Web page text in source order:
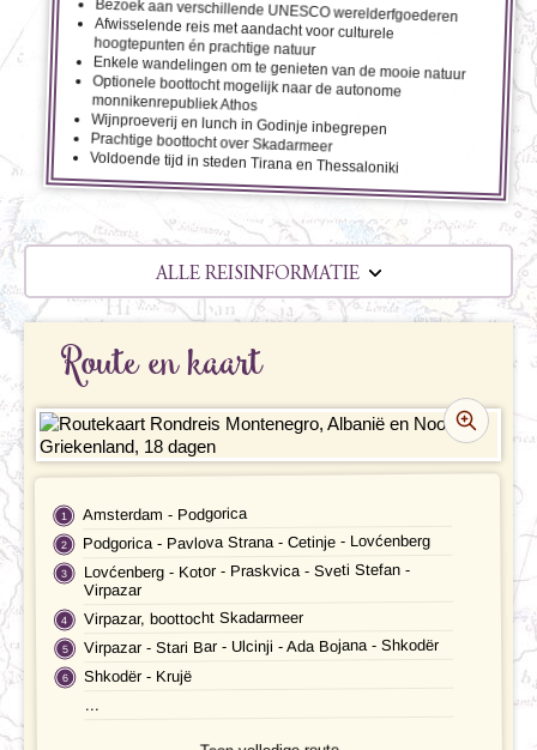
Bezoek aan verschillende UNESCO werelderfgoederen
Afwisselende reis met aandacht voor culturele
hoogtepunten én prachtige natuur
Enkele wandelingen om te genieten van de mooie natuur
Optionele boottocht mogelijk naar de autonome
monnikenrepubliek Athos
Wijnproeverij en lunch in Godinje inbegrepen
Prachtige boottocht over Skadarmeer
Voldoende tijd in steden Tirana en Thessaloniki
ALLE REISINFORMATIE
REISBESCHRIJVING
VERTREKDATA/PRIJS
REVIEWS
PRAKTISCHE INFORMATIE
Accommodatie
Vliegreis
Bij de reis inbegrepen
FOTO'S EN VIDEO
Route en kaart
Amsterdam - Podgorica
Podgorica - Pavlova Strana - Cetinje - Lovćenberg
Lovćenberg - Kotor - Praskvica - Sveti Stefan -
Virpazar
Virpazar, boottocht Skadarmeer
Virpazar - Stari Bar - Ulcinji - Ada Bojana - Shkodër
Shkodër - Krujë
...